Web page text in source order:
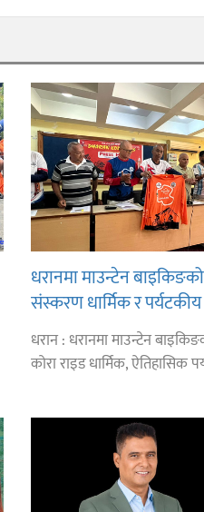
धरानमा माउन्टेन
संस्करण धार्मिक र
किलोमिटर ‘कोरा राइड’ हुँदै
धरान : धरानमा माउन्टेन
कोरा राइड धार्मिक, ऐतिहासिक